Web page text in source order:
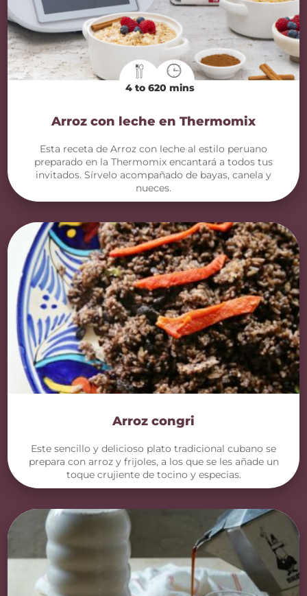
4 to 620 mins
Arroz con leche en Thermomix
Esta receta de Arroz con leche al estilo peruano
preparado en la Thermomix encantará a todos tus
invitados. Sírvelo acompañado de bayas, canela y
nueces.
Arroz congri
Este sencillo y delicioso plato tradicional cubano se
prepara con arroz y frijoles, a los que se les añade un
toque crujiente de tocino y especias.